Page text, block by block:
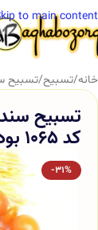
to main content
خانه/تسبیح/تسبیح
کد 1065 بودار گرد درشت آقابزرگ
-31%